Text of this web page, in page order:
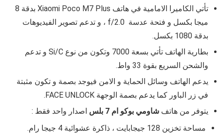
تأتي الكاميرا الامامية في هاتف Xiaomi Poco M7 Plus
بدقة 8
ميجا بكسل و فتحة عدسة f/2.0 ، و تدعم
تصوير الفيديوهات
بدقة 1080 بكسل.
بطارية الهاتف تأتي
بسعة 7000 وتكون من نوع Si/C و تدعم
والشحن السريع بقوة 33 واط.
يدعم الهاتف وسائل الحماية و الامن فيوجد بصمة و تكون مثبتة
في زر الباور كما يدعم بصمة الوجهة FACE UNLOCK.
يتوفر من هاتف شاومي بوكو ام 7 بلس
اصدار واحد فقط :
مساحة تخزين 128 جيجابايت ، ذاكرة عشوائية 4 جيجا رام.